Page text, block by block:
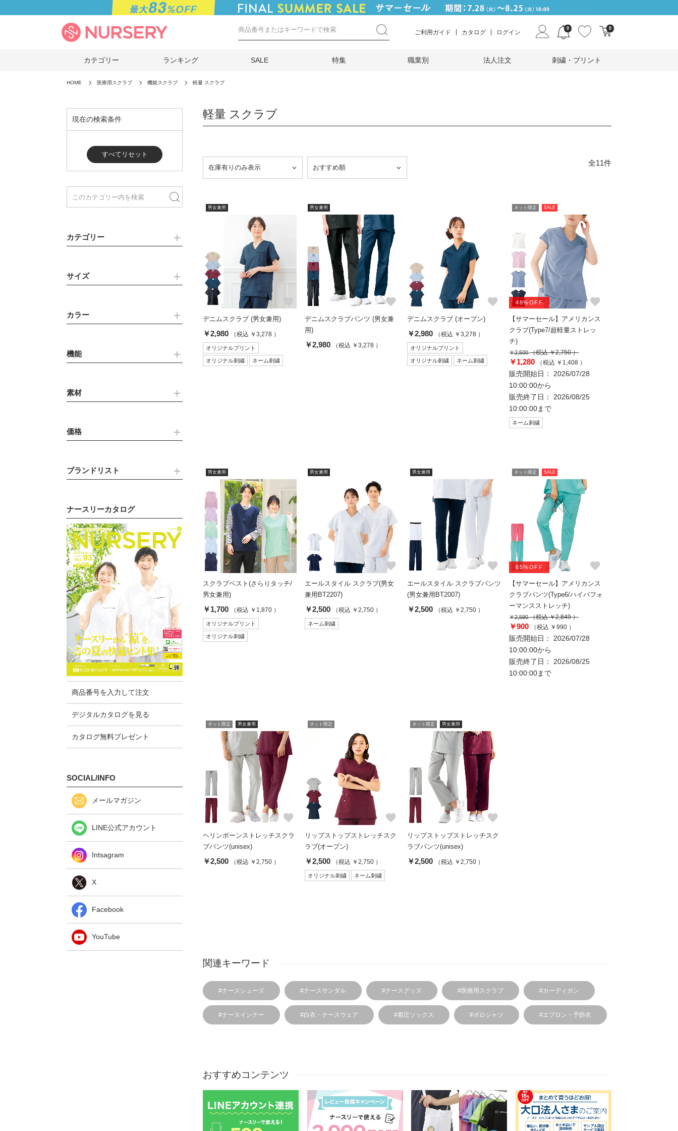
ご利用ガイド カタログ ログイン
0 0
カテゴリー ランキング SALE 特集 職業別 法人注文 刺繍・プリント
HOME 医療用スクラブ 機能スクラブ 軽量 スクラブ
現在の検索条件
すべてリセット
カテゴリー
サイズ
カラー
機能
素材
価格
ブランドリスト
ナースリーカタログ
商品番号を入力して注文
デジタルカタログを見る
カタログ無料プレゼント
SOCIAL/INFO
メールマガジン
LINE公式アカウント
Intsagram
X
Facebook
YouTube
軽量 スクラブ
全11件
男女兼用
デニムスクラブ (男女兼用)
￥2,980 （税込 ￥3,278 ）
オリジナルプリント
オリジナル刺繍 ネーム刺繍
男女兼用
favorite
デニムスクラブパンツ (男女兼
用)
￥2,980 （税込 ￥3,278 ）
favorite
デニムスクラブ (オープン)
￥2,980 （税込 ￥3,278 ）
オリジナルプリント
オリジナル刺繍 ネーム刺繍
ネット限定 SALE
48%OFF favorite
【サマーセール】アメリカンス
クラブ(Type7/超軽量ストレッ
チ)
￥2,500（税込 ￥2,750 ）
￥1,280 （税込 ￥1,408 ）
販売開始日： 2026/07/28
10:00:00から
販売終了日： 2026/08/25
10:00:00まで
ネーム刺繍
男女兼用
favorite
スクラブベスト(さらりタッチ/
男女兼用)
￥1,700 （税込 ￥1,870 ）
オリジナルプリント
オリジナル刺繍
男女兼用
favorite
エールスタイル スクラブ(男女
兼用BT2207)
￥2,500 （税込 ￥2,750 ）
ネーム刺繍
男女兼用
favorite
エールスタイル スクラブパンツ
(男女兼用BT2007)
￥2,500 （税込 ￥2,750 ）
ネット限定 SALE
65%OFF favorite
【サマーセール】アメリカンス
クラブパンツ(Type6/ハイパフォ
ーマンスストレッチ)
￥2,590（税込 ￥2,849 ）
￥900 （税込 ￥990 ）
販売開始日： 2026/07/28
10:00:00から
販売終了日： 2026/08/25
10:00:00まで
ネット限定 男女兼用
favorite
ヘリンボーンストレッチスクラ
ブパンツ(unisex)
￥2,500 （税込 ￥2,750 ）
ネット限定
favorite
リップストップストレッチスク
ラブ(オープン)
￥2,500 （税込 ￥2,750 ）
オリジナル刺繍 ネーム刺繍
ネット限定 男女兼用
favorite
リップストップストレッチスク
ラブパンツ(unisex)
￥2,500 （税込 ￥2,750 ）
関連キーワード
#ナースシューズ #ナースサンダル #ナースグッズ #医療用スクラブ #カーディガン
#ナースインナー #白衣・ナースウェア #着圧ソックス #ポロシャツ #エプロン・予防衣
おすすめコンテンツ